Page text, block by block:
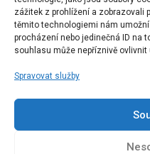
zážitek z prohlížení a zobrazovali
těmito technologiemi nám
procházení nebo jedinečná ID na
souhlasu může nepříznivě
Spravovat služby